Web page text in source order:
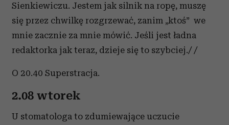
Sienkiewiczu. Jestem jak silnik na ropę, muszę
się przez chwilkę rozgrzewać, zanim „ktoś” we
mnie zacznie za mnie mówić. Jeśli jest ładna
redaktorka jak teraz, dzieje się to szybciej./ /
O 20.40 Superstracja.
2.08 wtorek
U stomatologa to zdumiewające uczucie